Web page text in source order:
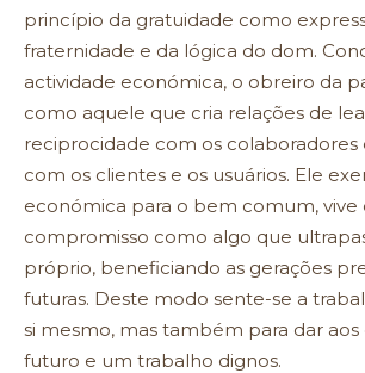
princípio da gratuidade como
fraternidade e da lógica do dom.
actividade económica, o obreiro da
como aquele que cria relações de
reciprocidade com os colaboradores
com os clientes e os usuários. Ele
económica para o bem comum, vive
compromisso como algo que
próprio, beneficiando as gerações
futuras. Deste modo sente-se a
si mesmo, mas também para dar
futuro e um trabalho dignos.